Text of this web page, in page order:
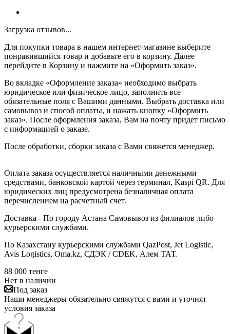
Загрузка отзывов...
Для покупки товара в нашем интернет-магазине выберите
понравившийся товар и добавьте его в корзину. Далее
перейдите в Корзину и нажмите на «Оформить заказ».
Во вкладке «Оформление заказа» необходимо выбрать
юридическое или физическое лицо, заполнить все
обязательные поля с Вашими данными. Выбрать доставка или
самовывоз и способ оплаты, и нажать кнопку «Оформить
заказ». После оформления заказа, Вам на почту придет письмо
с информацией о заказе.
После обработки, сборки заказа с Вами свяжется менеджер.
Оплата заказа осуществляется наличными денежными
средствами, банковской картой через терминал, Kaspi QR. Для
юридических лиц предусмотрена безналичная оплата
перечислением на расчетный счет.
Доставка - По городу Астана Самовывоз из филиалов либо
курьерскими службами.
По Казахстану курьерскими службами QazPost, Jet Logistic,
Avis Logistics, Oma.kz, СДЭК / CDEK, Алем ТАТ.
88 000 тенге
Нет в наличии
Под заказ
Наши менеджеры обязательно свяжутся с вами и уточнят
условия заказа